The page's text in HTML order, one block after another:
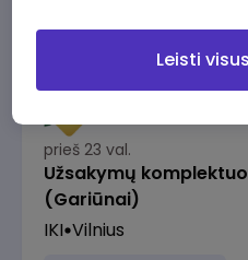
prieš 23 val.
Užsakymų
(Gariūnai)
IKI Vilnius
Leisti